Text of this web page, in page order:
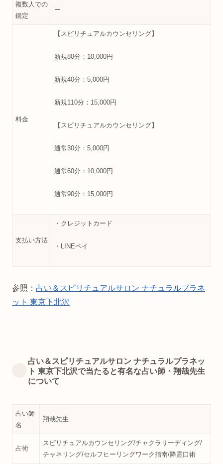
複数人での
鑑定
ー
料金
【スピリチュアルカウンセリング】
新規80分：10,000円
新規40分：5,000円
新規110分：15,000円
【スピリチュアルカウンセリング】
通常30分：5,000円
通常60分：10,000円
通常90分：15,000円
支払い方法
・クレジットカード
・LINEペイ
参照： 占い＆スピリチュアルサロン ナチュラルプラネ
ット 東京下北沢
占い＆スピリチュアルサロン ナチュラルプラネッ
ト 東京下北沢で当たると有名な占い師・翔哉先生
について
占い師
名
翔哉先生
占術
スピリチュアルカウンセリング/チャクラリーディング/
チャネリング/セルフヒーリングワーク指南/降霊口術